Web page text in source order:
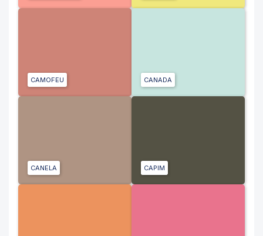
CAMOFEU CANADA
CANELA CAPIM